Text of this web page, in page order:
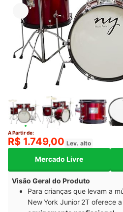
A Partir de:
R$ 1.749,00 Lev. alto
Mercado Livre
Visão Geral do Produto
Para crianças que levam a
New York Junior 2T oferece a